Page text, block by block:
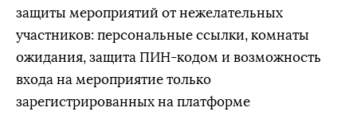
защиты мероприятий от нежелательных
участников: персональные ссылки, комнаты
ожидания, защита ПИН-кодом и возможность
входа на мероприятие только
зарегистрированных на платформе